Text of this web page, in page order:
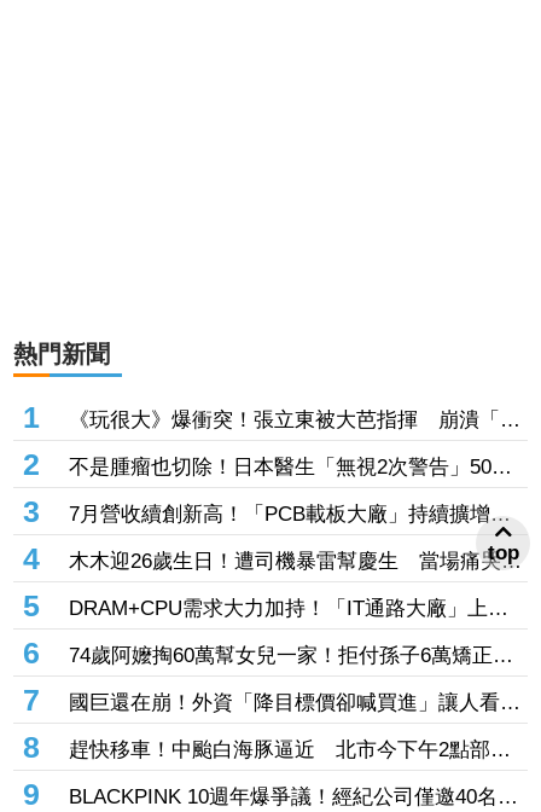
熱門新聞
1
《玩很大》爆衝突！張立東被大芭指揮 崩潰「把
我當狗使喚嗎」
2
不是腫瘤也切除！日本醫生「無視2次警告」50多
歲婦四肢癱瘓 院方鞠躬謝罪
3
7月營收續創新高！「PCB載板大廠」持續擴增產
能 高階訂單、價格調漲帶旺下半年
4
木木迎26歲生日！遭司機暴雷幫慶生 當場痛哭許
願「我要當電影女主角」
5
DRAM+CPU需求大力加持！「IT通路大廠」上月
營收年增102% 昨股價死守79元防線
6
74歲阿嬤掏60萬幫女兒一家！拒付孫子6萬矯正
費 2個月幾乎斷聯
7
國巨還在崩！外資「降目標價卻喊買進」讓人看
top